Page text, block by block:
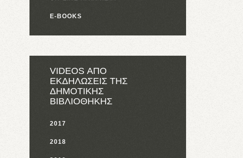
E-BOOKS
VIDEOS ΑΠΟ
ΕΚΔΗΛΩΣΕΙΣ ΤΗΣ
ΔΗΜΟΤΙΚΗΣ
ΒΙΒΛΙΟΘΗΚΗΣ
2017
2018